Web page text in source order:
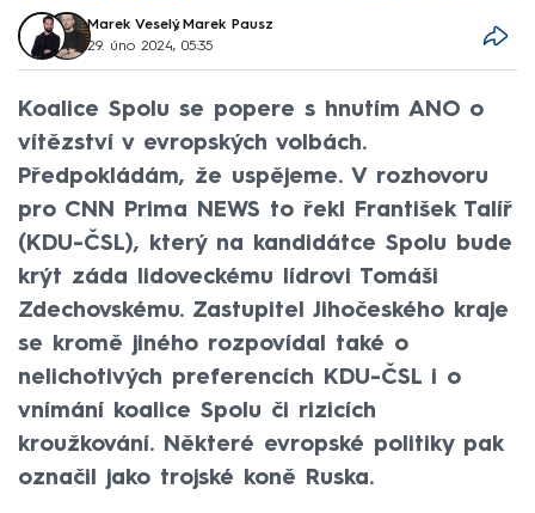
Marek Veselý, Marek Pausz
29. úno 2024, 05:35
Koalice Spolu se popere s hnutím ANO o
vítězství v evropských volbách.
Předpokládám, že uspějeme. V rozhovoru
pro CNN Prima NEWS to řekl František Talíř
(KDU-ČSL), který na kandidátce Spolu bude
krýt záda lidoveckému lídrovi Tomáši
Zdechovskému. Zastupitel Jihočeského kraje
se kromě jiného rozpovídal také o
nelichotivých preferencích KDU-ČSL i o
vnímání koalice Spolu či rizicích
kroužkování. Některé evropské politiky pak
označil jako trojské koně Ruska.